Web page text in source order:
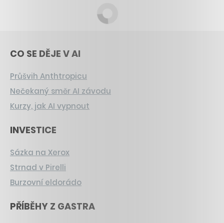
CO SE DĚJE V AI
Průšvih Anthtropicu
Nečekaný směr AI závodu
Kurzy, jak AI vypnout
INVESTICE
Sázka na Xerox
Strnad v Pirelli
Burzovní eldorádo
PŘÍBĚHY Z GASTRA